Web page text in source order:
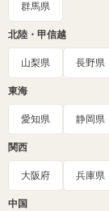
群馬県
北陸・甲信越
山梨県 長野県
東海
愛知県 静岡県
関西
大阪府 兵庫県
中国